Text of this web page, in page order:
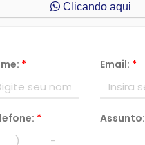
Clicando aqui
* Email: *
* Assunto: